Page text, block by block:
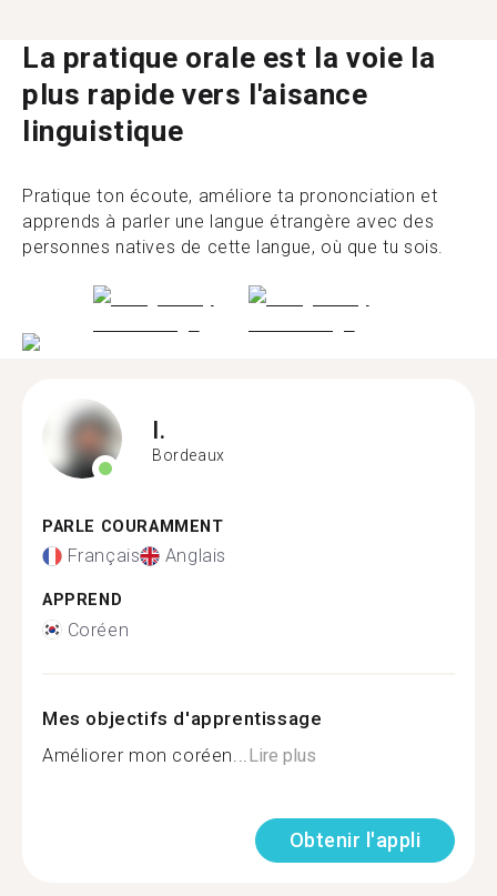
La pratique orale est la voie la
plus rapide vers l'aisance
linguistique
Pratique ton écoute, améliore ta prononciation et
apprends à parler une langue étrangère avec des
personnes natives de cette langue, où que tu sois.
I.
Bordeaux
PARLE COURAMMENT
Français Anglais
APPREND
Coréen
Mes objectifs d'apprentissage
Améliorer mon coréen... Lire plus
Obtenir l'appli